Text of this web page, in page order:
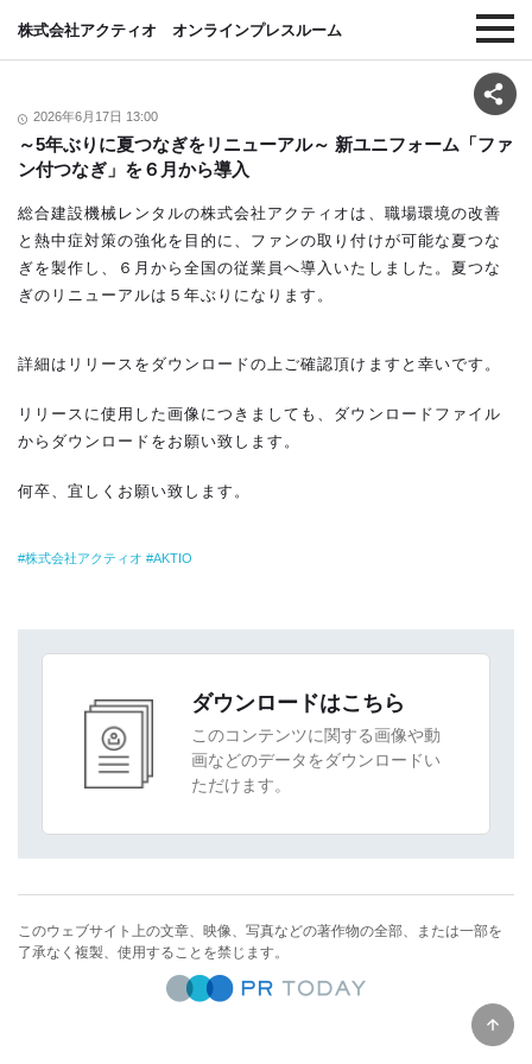
株式会社アクティオ オンラインプレスルーム
2026年6月17日 13:00
～5年ぶりに夏つなぎをリニューアル～ 新ユニフォーム「ファ
ン付つなぎ」を６月から導入
総合建設機械レンタルの株式会社アクティオは、職場環境の改善
と熱中症対策の強化を目的に、ファンの取り付けが可能な夏つな
ぎを製作し、６月から全国の従業員へ導入いたしました。夏つな
ぎのリニューアルは５年ぶりになります。
詳細はリリースをダウンロードの上ご確認頂けますと幸いです。
リリースに使用した画像につきましても、ダウンロードファイル
からダウンロードをお願い致します。
何卒、宜しくお願い致します。
株式会社アクティオ AKTIO
ダウンロードはこちら
このコンテンツに関する画像や動
画などのデータをダウンロードい
ただけます。
このウェブサイト上の文章、映像、写真などの著作物の全部、または一部を
了承なく複製、使用することを禁じます。